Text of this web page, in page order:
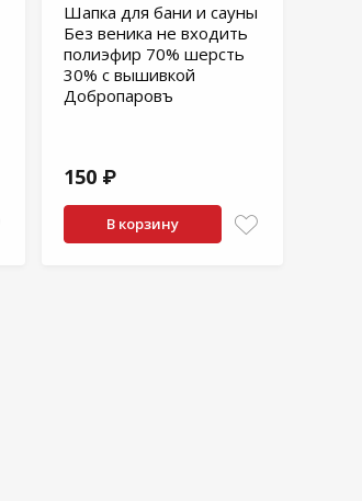
Шапка для бани и сауны
Без веника не входить
полиэфир 70% шерсть
30% с вышивкой
Добропаровъ
150 ₽
В корзину